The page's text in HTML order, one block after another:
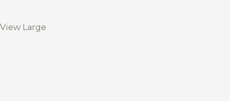
View Large